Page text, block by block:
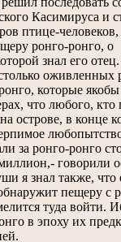
Касимируса и
птице-
ронго-ронго, о
знал его
оживленных
которые
что любого, кто
острове, в конце
за ронго-ронго
говорили
я знал также, что
пещеру с
туда войти.
в эпоху их